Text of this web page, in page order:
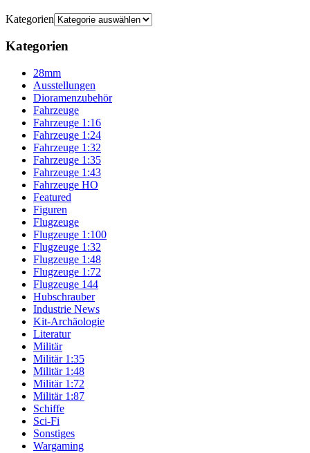
Kategorien
Kategorien
28mm
Ausstellungen
Dioramenzubehör
Fahrzeuge
Fahrzeuge 1:16
Fahrzeuge 1:24
Fahrzeuge 1:32
Fahrzeuge 1:35
Fahrzeuge 1:43
Fahrzeuge HO
Featured
Figuren
Flugzeuge
Flugzeuge 1:100
Flugzeuge 1:32
Flugzeuge 1:48
Flugzeuge 1:72
Flugzeuge 144
Hubschrauber
Industrie News
Kit-Archäologie
Literatur
Militär
Militär 1:35
Militär 1:48
Militär 1:72
Militär 1:87
Schiffe
Sci-Fi
Sonstiges
Wargaming